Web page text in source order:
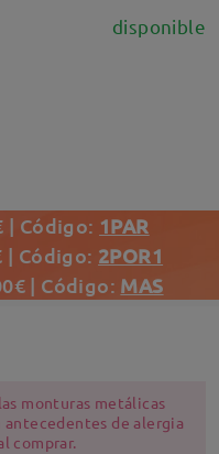
disponible
| Código: 1PAR
| Código: 2POR1
| Código: MAS
monturas metálicas
de alergia
comprar.